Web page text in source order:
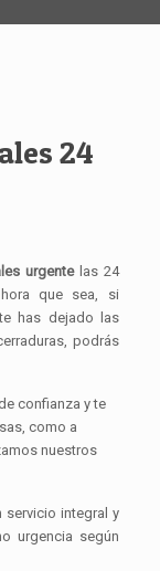
24
urgentelas 24
que sea, si
has dejado las
podrás
confianza y te
como a
nuestros
integral y
urgencia según